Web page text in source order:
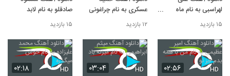
لهراسبی به نام ماه
قشنگم
۱۵ بازدید
عسکری به نام چراغونی
۱۲ بازدید
صادقلو به نام لابد
۱۵ بازدید
۰۲:۵۶ HD ۰۳:۰۴ HD ۰۲:۱۸ HD